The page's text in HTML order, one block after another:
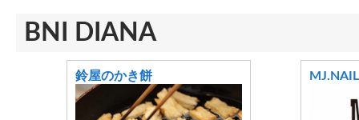
BNI DIANA
鈴屋のかき餅 MJ.NAIL